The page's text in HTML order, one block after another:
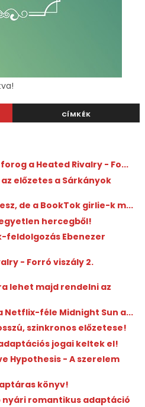
CÍMKÉK
a Heated Rivalry - Fo...
előzetes a Sárkányok
de a BookTok girlie-k m...
hercegből!
feldolgozás Ebenezer
- Forró viszály 2.
lehet majd rendelni az
Netflix-féle Midnight Sun a...
szinkronos előzetese!
jogai keltek el!
Hypothesis - A szerelem
könyv!
nyári romantikus adaptáció